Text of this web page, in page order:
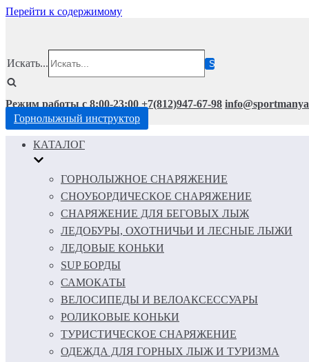
Перейти к содержимому
Искать...
Режим работы с 8:00-23:00 +7(812)947-67-98
Горнолыжный инструктор
КАТАЛОГ
ГОРНОЛЫЖНОЕ СНАРЯЖЕНИЕ
СНОУБОРДИЧЕСКОЕ СНАРЯЖЕНИЕ
СНАРЯЖЕНИЕ ДЛЯ БЕГОВЫХ ЛЫЖ
ЛЕДОБУРЫ, ОХОТНИЧЬИ И ЛЕСНЫЕ ЛЫЖИ
ЛЕДОВЫЕ КОНЬКИ
SUP БОРДЫ
САМОКАТЫ
ВЕЛОСИПЕДЫ И ВЕЛОАКСЕССУАРЫ
РОЛИКОВЫЕ КОНЬКИ
ТУРИСТИЧЕСКОЕ СНАРЯЖЕНИЕ
ОДЕЖДА ДЛЯ ГОРНЫХ ЛЫЖ И ТУРИЗМА